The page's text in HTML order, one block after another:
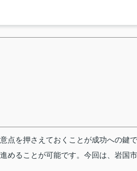
点を押さえておくことが成功への鍵で
めることが可能です。今回は、岩国市